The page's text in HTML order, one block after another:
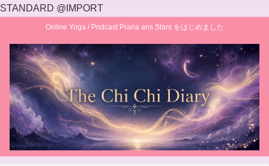
STANDARD @IMPORT
Online Yoga / Podcast Prana ans Stars をはじめました